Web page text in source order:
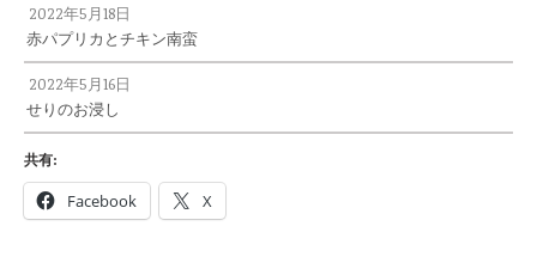
2022年5月18日
赤パプリカとチキン南蛮
2022年5月16日
せりのお浸し
共有:
Facebook X